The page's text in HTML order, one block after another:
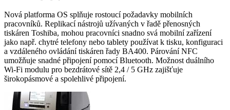
Nová platforma OS splňuje rostoucí požadavky mobilních
pracovníků. Replikací nástrojů užívaných v řadě přenosných
tiskáren Toshiba, mohou pracovníci snadno svá mobilní zařízení
jako např. chytré telefony nebo tablety používat k tisku, konfiguraci
a vzdáleného ovládání tiskáren řady BA400. Párování NFC
umožňuje snadné připojení pomocí Bluetooth. Možnost duálního
Wi-Fi modulu pro bezdrátové sítě 2,4 / 5 GHz zajišťuje
širokopásmové a spolehlivé připojení.